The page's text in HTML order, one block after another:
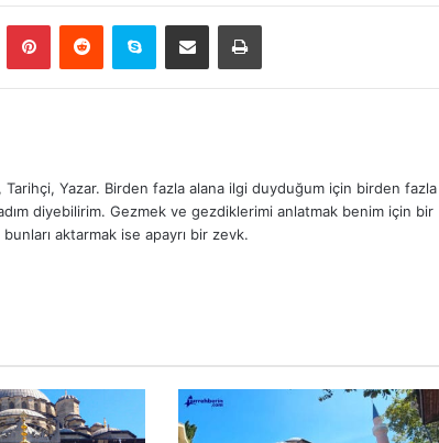
Tarihçi, Yazar. Birden fazla alana ilgi duyduğum için birden fazla
diyebilirim. Gezmek ve gezdiklerimi anlatmak benim için bir
aktarmak ise apayrı bir zevk.